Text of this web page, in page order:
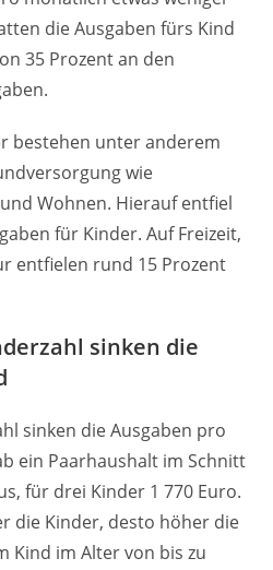
die Ausgaben fürs Kind
35 Prozent an den
bestehen unter anderem
wie
Wohnen. Hierauf entfiel
für Kinder. Auf Freizeit,
entfielen rund 15 Prozent
sinken die
sinken die Ausgaben pro
ein Paarhaushalt im Schnitt
für drei Kinder 1 770 Euro.
die Kinder, desto höher die
Kind im Alter von bis zu